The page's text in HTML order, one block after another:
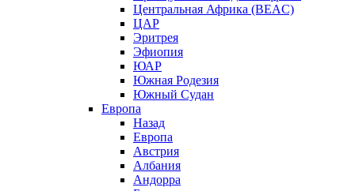
Центральная Африка (BEAC)
ЦАР
Эритрея
Эфиопия
ЮАР
Южная Родезия
Южный Судан
Европа
Назад
Европа
Австрия
Албания
Андорра